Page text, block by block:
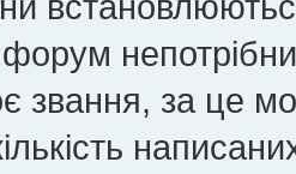
форум
звання, за це